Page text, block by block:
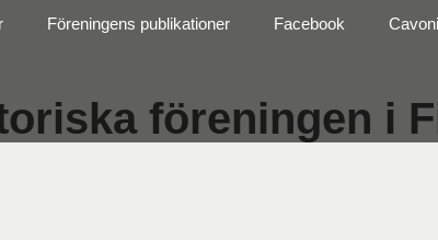
föreningen i
Föreningens publikationer Facebook